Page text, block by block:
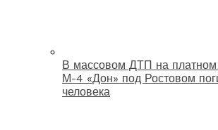
В массовом ДТП на платном
М-4 «Дон» под Ростовом
человека